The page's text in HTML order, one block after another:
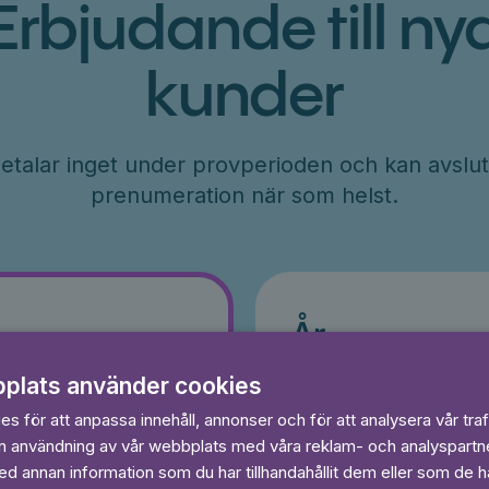
till
kunder
inget under provperioden och kan
prenumeration när som helst.
År
Betalas per år, 849 kr/år
Prova 7 dagar gratis
Läs och lyssna obegränsat
använder cookies
för att anpassa innehåll, annonser och för att analysera vår
användning av vår webbplats med våra reklam- och
annan information som du har tillhandahållit dem eller som de